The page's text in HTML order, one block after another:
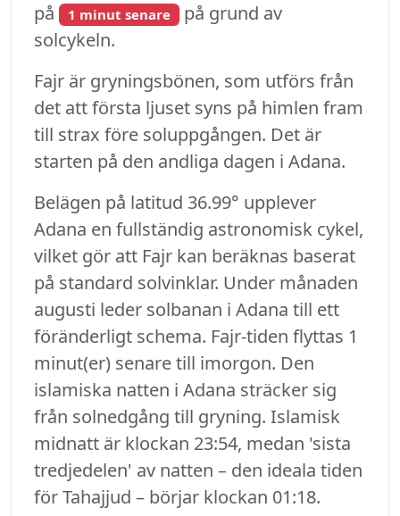
på
1 minut senare på grund av
solcykeln.
Fajr är gryningsbönen, som utförs från
det att första ljuset syns på himlen fram
till strax före soluppgången. Det är
starten på den andliga dagen i Adana.
Belägen på latitud 36.99° upplever
Adana en fullständig astronomisk cykel,
vilket gör att Fajr kan beräknas baserat
på standard solvinklar. Under månaden
augusti leder solbanan i Adana till ett
föränderligt schema. Fajr-tiden flyttas 1
minut(er) senare till imorgon. Den
islamiska natten i Adana sträcker sig
från solnedgång till gryning. Islamisk
midnatt är klockan 23:54, medan 'sista
tredjedelen' av natten – den ideala tiden
för Tahajjud – börjar klockan 01:18.